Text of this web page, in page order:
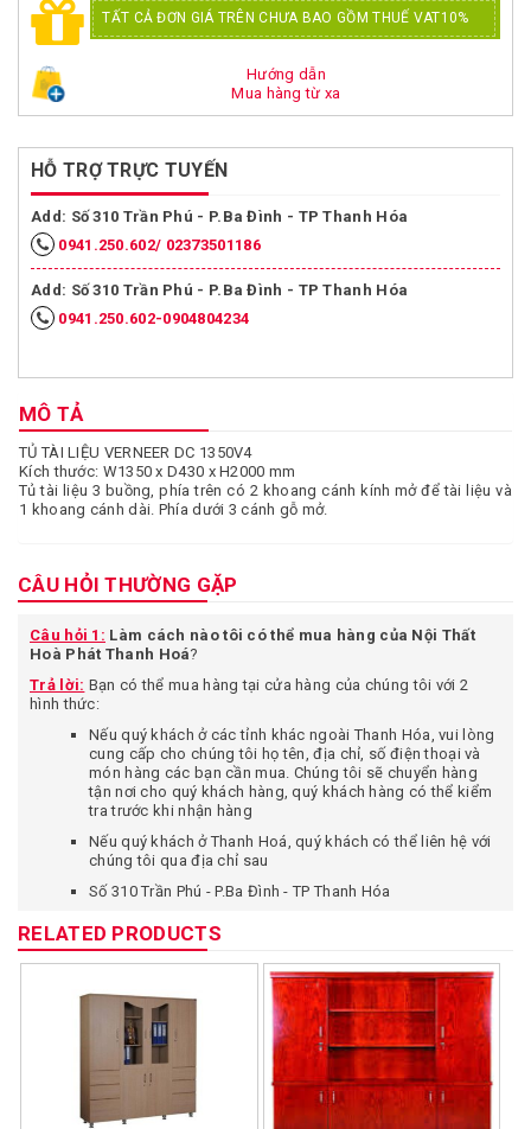
TẤT CẢ ĐƠN GIÁ TRÊN CHƯA BAO GỒM THUẾ VAT10%
Hướng dẫn
Mua hàng từ xa
HỖ TRỢ TRỰC TUYẾN
Add: Số 310 Trần Phú - P.Ba Đình - TP Thanh Hóa
0941.250.602/ 02373501186
Add: Số 310 Trần Phú - P.Ba Đình - TP Thanh Hóa
0941.250.602-0904804234
MÔ TẢ
TỦ TÀI LIỆU VERNEER DC 1350V4
Kích thước: W1350 x D430 x H2000 mm
Tủ tài liệu 3 buồng, phía trên có 2 khoang cánh kính mở để tài liệu và
1 khoang cánh dài. Phía dưới 3 cánh gỗ mở.
CÂU HỎI THƯỜNG GẶP
Câu hỏi 1: Làm cách nào tôi có thể mua hàng của Nội Thất
Hoà Phát Thanh Hoá?
Trả lời: Bạn có thể mua hàng tại cửa hàng của chúng tôi với 2
hình thức:
Nếu quý khách ở các tỉnh khác ngoài Thanh Hóa, vui lòng
cung cấp cho chúng tôi họ tên, địa chỉ, số điện thoại và
món hàng các bạn cần mua. Chúng tôi sẽ chuyển hàng
tận nơi cho quý khách hàng, quý khách hàng có thể kiểm
tra trước khi nhận hàng
Nếu quý khách ở Thanh Hoá, quý khách có thể liên hệ với
chúng tôi qua địa chỉ sau
Số 310 Trần Phú - P.Ba Đình - TP Thanh Hóa
Câu hỏi 2: Tôi ở xa chuyển phát nhanh như vậy vậy có an toàn
không, có sợ khi nhận hàng không đúng với mô tả trên website
không?
Trả lời:Bạn có quyền được yên tâm khi mua hàng tại cửa hàng
chúng tôi vì một số lý do:
Bạn chỉ thanh toán tiền sau khi đã kiểm tra hàng thật kỹ,
yêu cầu nhân viên chuyển phát nhanh cho kiểm tra hàng.
Chúng tôi cam kết bán hàng đúng theo mô tả trên web,
hình ảnh sản phẩm giao cho quý khách hàng giống hình
RELATED PRODUCTS